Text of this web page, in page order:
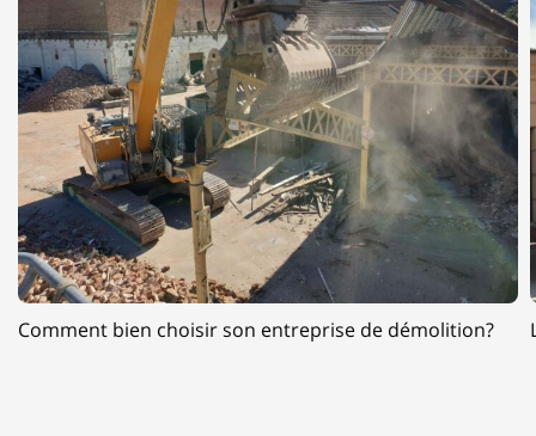
Comment bien choisir son entreprise de démolition?